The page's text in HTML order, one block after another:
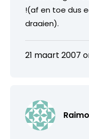
!(af en toe dus
draaien).
21 maart 2007
Raimo